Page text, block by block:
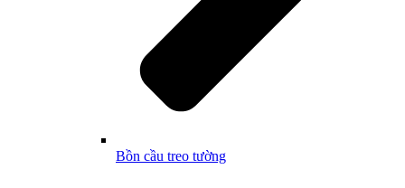
Bồn cầu treo tường